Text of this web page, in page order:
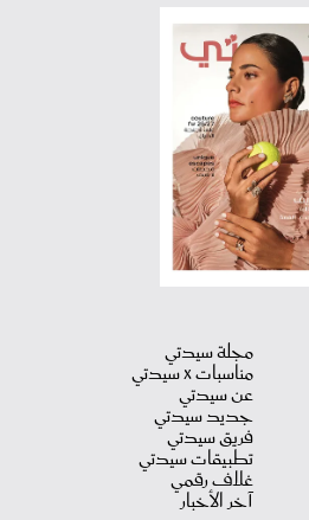
مجلة سيدتي
مناسبات X سيدتي
عن سيدتي
جديد سيدتي
فريق سيدتي
تطبيقات سيدتي
غلاف رقمي
آخر الأخبار